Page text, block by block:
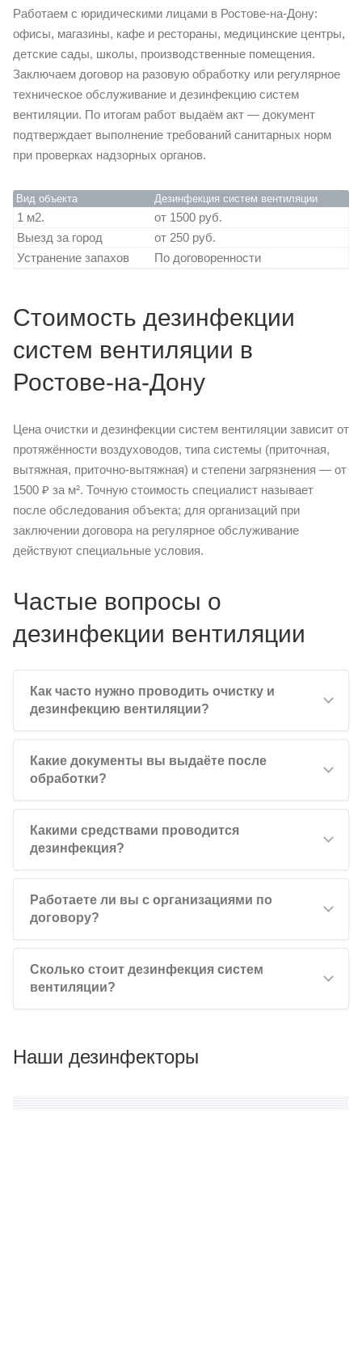
Работаем с юридическими лицами в Ростове-на-Дону:
офисы, магазины, кафе и рестораны, медицинские центры,
детские сады, школы, производственные помещения.
Заключаем договор на разовую обработку или регулярное
техническое обслуживание и дезинфекцию систем
вентиляции. По итогам работ выдаём акт — документ
подтверждает выполнение требований санитарных норм
при проверках надзорных органов.
Вид объекта Дезинфекция систем вентиляции
1 м2.
от 1500 руб.
Выезд за город
от 250 руб.
Устранение запахов
По договоренности
Стоимость дезинфекции
систем вентиляции в
Ростове-на-Дону
Цена очистки и дезинфекции систем вентиляции зависит от
протяжённости воздуховодов, типа системы (приточная,
вытяжная, приточно-вытяжная) и степени загрязнения — от
1500 ₽ за м². Точную стоимость специалист называет
после обследования объекта; для организаций при
заключении договора на регулярное обслуживание
действуют специальные условия.
Частые вопросы о
дезинфекции вентиляции
Как часто нужно проводить очистку и
дезинфекцию вентиляции?
Какие документы вы выдаёте после
обработки?
Какими средствами проводится
дезинфекция?
Работаете ли вы с организациями по
договору?
Сколько стоит дезинфекция систем
вентиляции?
Наши дезинфекторы